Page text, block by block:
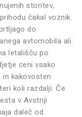
storitev,
čakal voznik.
do
avtomobila ali
letališču po
ceni vsako
kakovosten
koli razdalji. Če
v Avstriji
daleč od